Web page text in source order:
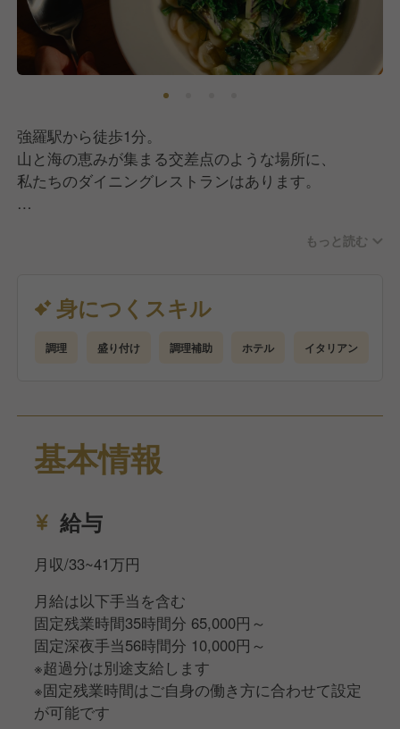
強羅駅から徒歩1分。
山と海の恵みが集まる交差点のような場所に、
私たちのダイニングレストランはあります。
「この土地でしかできない食体験」を、
あなたの手で形にしませんか？
経験よりも、この場所に混ざってみたいという好奇
【 仕事内容 】
ホテル内レストランにて、地場食材を活かした
ジャンルレスな料理の調理、
およびキッチン業務全般をお任せします。
■ Culinary Operations
仕込み、調理、盛り付け、調理補助。
全46席という、ゲスト一人ひとりの
表情が見える距離感を大切にしています。
■ Local Sourcing
もっと読む
身につくスキル
調理 盛り付け 調理補助 ホテル イタリアン
基本情報
給与
月収/33~41万円
月給は以下手当を含む
固定残業時間35時間分 65,000円～
固定深夜手当56時間分 10,000円～
※超過分は別途支給します
※固定残業時間はご自身の働き方に合わせて設定
が可能です